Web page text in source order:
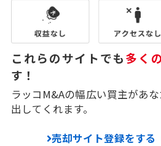
これらのサイトでも多く
す！
ラッコM&Aの幅広い買主があ
出してくれます。
売却サイト登録をする